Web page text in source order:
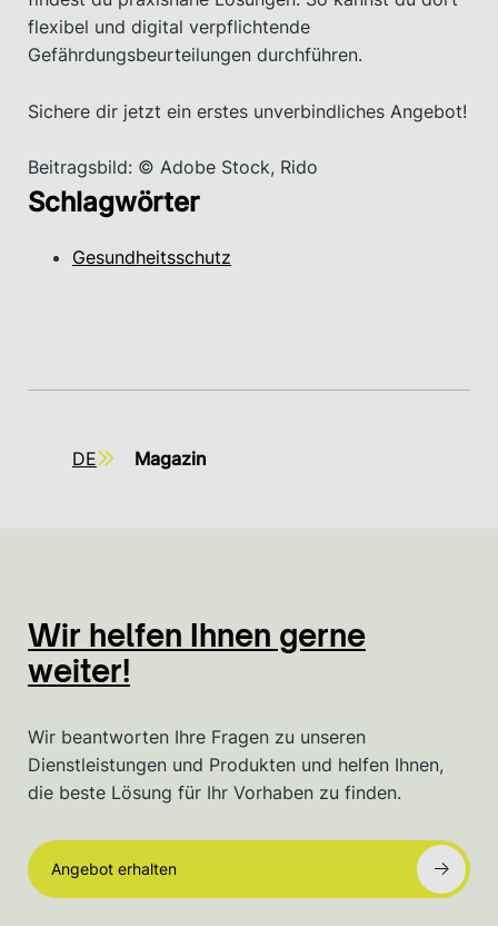
flexibel und digital verpflichtende
Gefährdungsbeurteilungen durchführen.
Sichere dir jetzt ein erstes unverbindliches Angebot!
Beitragsbild: © Adobe Stock, Rido
Schlagwörter
Gesundheitsschutz
DE Magazin
Wir helfen Ihnen gerne
weiter!
Wir beantworten Ihre Fragen zu unseren
Dienstleistungen und Produkten und helfen Ihnen,
die beste Lösung für Ihr Vorhaben zu finden.
Angebot erhalten